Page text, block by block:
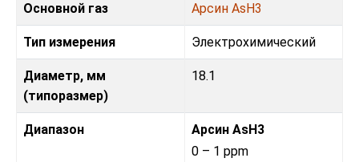
Основной газ Арсин AsH3
Тип измерения Электрохимический
Диаметр, мм
(типоразмер)
18.1
Диапазон
Арсин AsH3
0 – 1 ppm